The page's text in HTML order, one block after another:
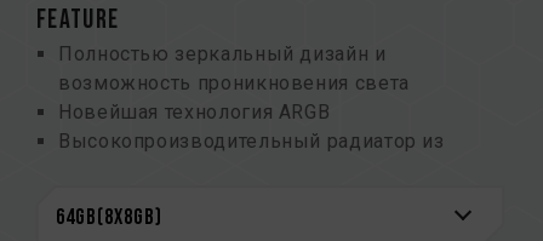
FEATURE
Полностью зеркальный дизайн и
возможность проникновения света
Новейшая технология ARGB
Высокопроизводительный радиатор из
Тщательно отобранные высококачественные